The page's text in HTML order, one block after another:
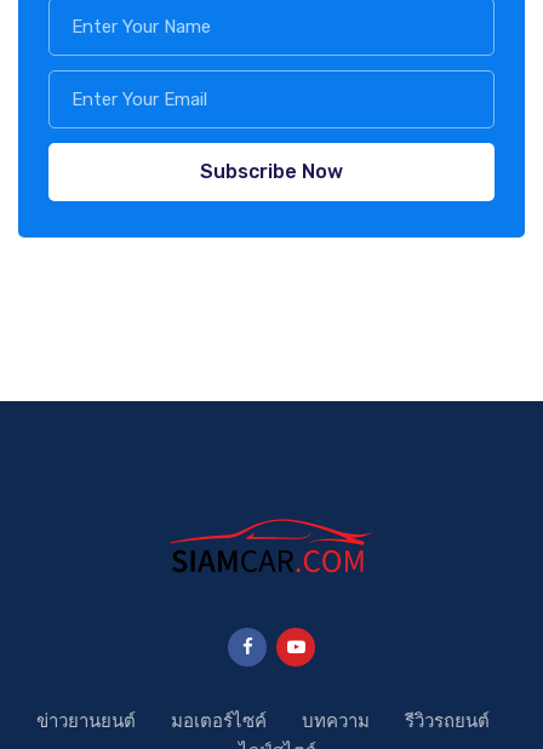
Subscribe Now
ข่าวยานยนต์ มอเตอร์ไซค์ บทความ
รีวิวรถยนต์